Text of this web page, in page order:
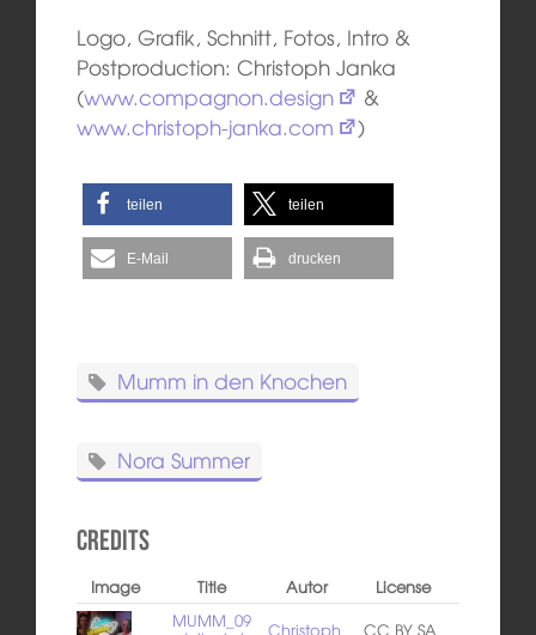
Logo, Grafik, Schnitt, Fotos, Intro &
Postproduction: Christoph Janka
(www.compagnon.design
&
www.christoph-janka.com
)
teilen teilen
E-Mail drucken
Mumm in den Knochen
Nora Summer
Credits
Image Title Autor
License
MUMM_09
Christoph CC BY SA